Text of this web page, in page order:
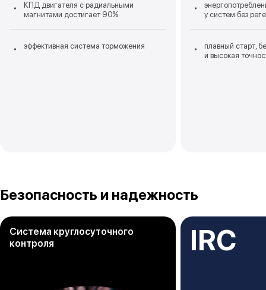
КПД двигателя с радиальными
магнитами достигает 90%
эффективная система торможения
у систем без
плавный старт,
и высокая
Безопасность и надежность
Система круглосуточного
контроля
IRC